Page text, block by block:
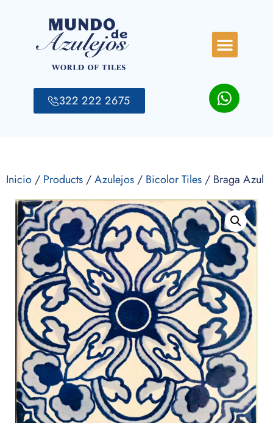
322 222 2675
Inicio/ Products/Azulejos/ Bicolor Tiles/ Braga Azul